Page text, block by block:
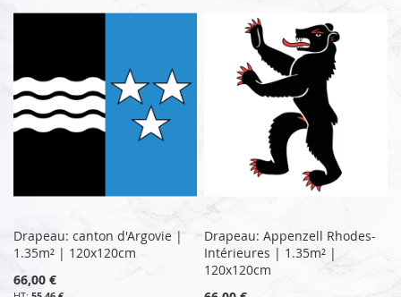
Drapeau: canton d'Argovie |
1.35m² | 120x120cm
66,00 €
Drapeau: Appenzell Rhodes-
Intérieures | 1.35m² |
120x120cm